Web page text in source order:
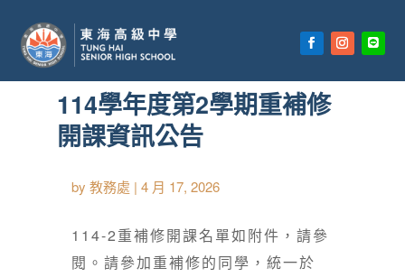
首頁»【首頁公告欄】
114學年度第2學期重補修
開課資訊公告
by 教務處 | 4 月 17, 2026
114-2重補修開課名單如附件，請參
閱。請參加重補修的同學，統一於